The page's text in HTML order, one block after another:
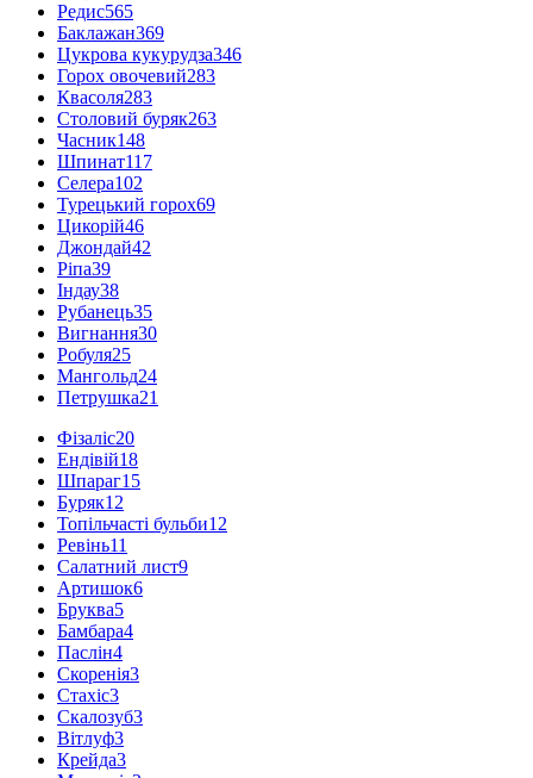
Редис565
Баклажан369
Цукрова кукурудза346
Горох овочевий283
Квасоля283
Столовий буряк263
Часник148
Шпинат117
Селера102
Турецький горох69
Цикорій46
Джондай42
Ріпа39
Індау38
Рубанець35
Вигнання30
Робуля25
Мангольд24
Петрушка21
Фізаліс20
Ендівій18
Шпараг15
Буряк12
Топільчасті бульби12
Ревінь11
Салатний лист9
Артишок6
Бруква5
Бамбара4
Паслін4
Скоренія3
Стахіс3
Скалозуб3
Вітлуф3
Крейда3